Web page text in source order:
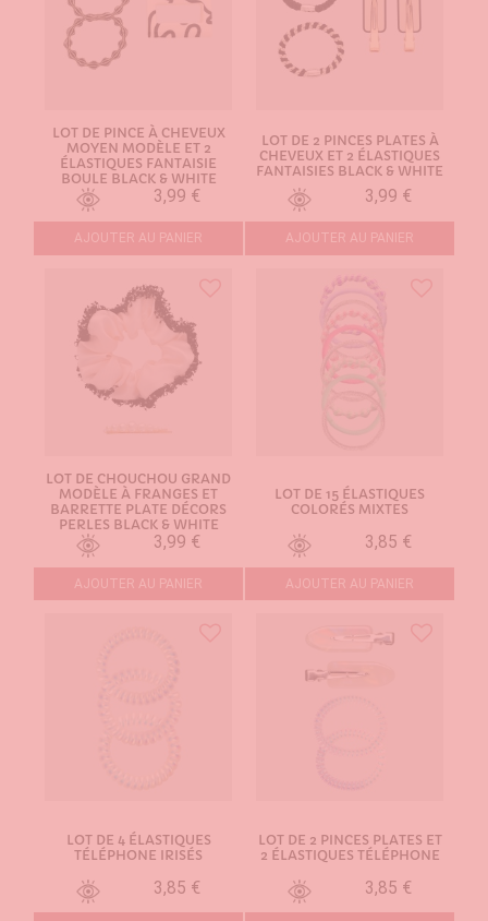
LOT DE PINCE À CHEVEUX
MOYEN MODÈLE ET 2
ÉLASTIQUES FANTAISIE
BOULE BLACK & WHITE
3,99 €
AJOUTER AU PANIER
LOT DE 2 PINCES PLATES À
CHEVEUX ET 2 ÉLASTIQUES
FANTAISIES BLACK & WHITE
3,99 €
AJOUTER AU PANIER
LOT DE CHOUCHOU GRAND
MODÈLE À FRANGES ET
BARRETTE PLATE DÉCORS
PERLES BLACK & WHITE
3,99 €
AJOUTER AU PANIER
LOT DE 15 ÉLASTIQUES
COLORÉS MIXTES
3,85 €
AJOUTER AU PANIER
LOT DE 4 ÉLASTIQUES
TÉLÉPHONE IRISÉS
3,85 €
LOT DE 2 PINCES PLATES ET
2 ÉLASTIQUES TÉLÉPHONE
3,85 €